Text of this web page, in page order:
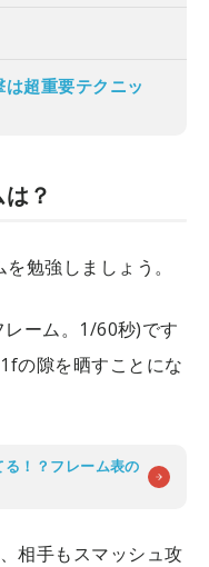
超重要テクニッ
？
勉強しましょう。
ーム。1/60秒)です
の隙を晒すことにな
る！？フレーム表の
相手もスマッシュ攻